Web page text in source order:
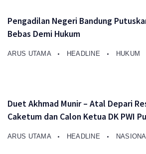
Pengadilan Negeri Bandung
Bebas Demi Hukum
ARUS UTAMA HEADLINE HUKUM
Duet Akhmad Munir – Atal Depari
Caketum dan Calon Ketua DK PWI
ARUS UTAMA HEADLINE